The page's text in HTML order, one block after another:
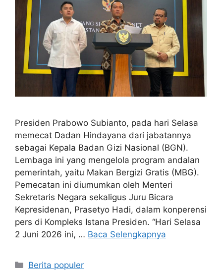
Presiden Prabowo Subianto, pada hari Selasa
memecat Dadan Hindayana dari jabatannya
sebagai Kepala Badan Gizi Nasional (BGN).
Lembaga ini yang mengelola program andalan
pemerintah, yaitu Makan Bergizi Gratis (MBG).
Pemecatan ini diumumkan oleh Menteri
Sekretaris Negara sekaligus Juru Bicara
Kepresidenan, Prasetyo Hadi, dalam konperensi
pers di Kompleks Istana Presiden. “Hari Selasa
2 Juni 2026 ini, … Baca Selengkapnya
Kategori
Berita populer